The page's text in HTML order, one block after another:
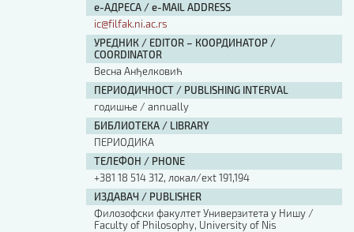
е-АДРЕСА / e-MAIL ADDRESS
ic@filfak.ni.ac.rs
УРЕДНИК / EDITOR – КООРДИНАТОР /
COORDINATOR
Весна Анђелковић
ПЕРИОДИЧНОСТ / PUBLISHING INTERVAL
годишње / annually
БИБЛИОТЕКА / LIBRARY
ПЕРИОДИКА
ТЕЛЕФОН / PHONE
+381 18 514 312, локал/ext 191,194
ИЗДАВАЧ / PUBLISHER
Филозофски факултет Универзитета у Нишу /
Faculty of Philosophy, University of Nis